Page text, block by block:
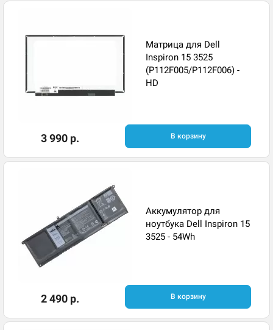
Матрица для Dell
Inspiron 15 3525
(P112F005/P112F006) -
HD
3 990 р. В корзину
Аккумулятор для
ноутбука Dell Inspiron 15
3525 - 54Wh
2 490 р. В корзину